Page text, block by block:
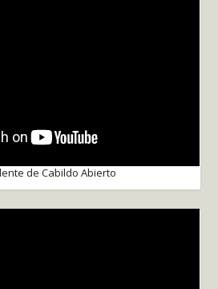
de Cabildo Abierto